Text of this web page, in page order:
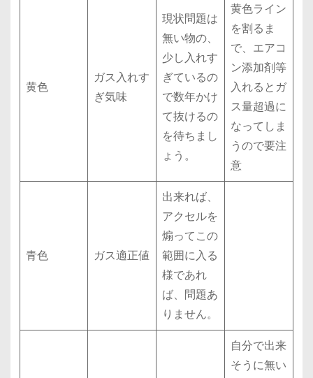
黄色
ガス入れす
ぎ気味
現状問題は
無い物の、
少し入れす
ぎているの
で数年かけ
て抜けるの
を待ちまし
ょう。
黄色ライン
を割るま
で、エアコ
ン添加剤等
入れるとガ
ス量超過に
なってしま
うので要注
意
青色 ガス適正値
出来れば、
アクセルを
煽ってこの
範囲に入る
様であれ
ば、問題あ
りません。
自分で出来
そうに無い